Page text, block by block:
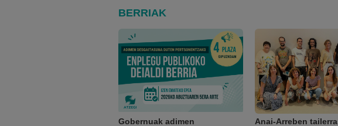
BERRIAK
Gobernuak adimen
Anai-Arreben tailerra